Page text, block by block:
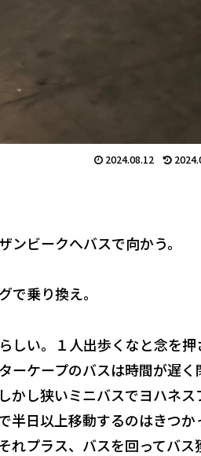
2024.08.12
ビークへバスで向かう。
乗り換え。
しい。１人出歩くなと念を押
ーケープのバスは時間が遅く
かし狭いミニバスでヨハネス
半日以上移動するのはきつか
れプラス、バスを回ってバス